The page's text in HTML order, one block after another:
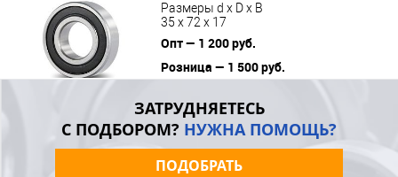
Размеры d x D x B
35 x 72 x 17
Опт — 1 200 руб.
Розница — 1 500 руб.
ЗАТРУДНЯЕТЕСЬ
С ПОДБОРОМ? НУЖНА ПОМОЩЬ?
ПОДОБРАТЬ